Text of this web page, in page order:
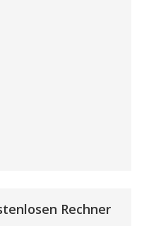
Rechner